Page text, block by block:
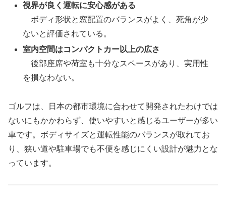
視界が良く運転に安心感がある
ボディ形状と窓配置のバランスがよく、死角が少
ないと評価されている。
室内空間はコンパクトカー以上の広さ
後部座席や荷室も十分なスペースがあり、実用性
を損なわない。
ゴルフは、日本の都市環境に合わせて開発されたわけでは
ないにもかかわらず、使いやすいと感じるユーザーが多い
車です。ボディサイズと運転性能のバランスが取れてお
り、狭い道や駐車場でも不便を感じにくい設計が魅力とな
っています。